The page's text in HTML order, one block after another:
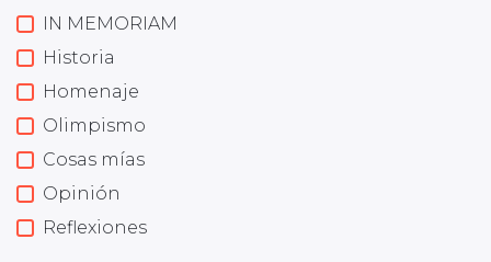
IN MEMORIAM
Historia
Homenaje
Olimpismo
Cosas mías
Opinión
Reflexiones